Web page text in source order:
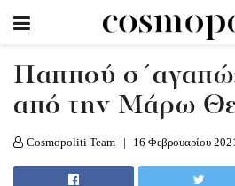
Παππού
από την Μάρω
Cosmopoliti Team 16 Φεβρουαρίου